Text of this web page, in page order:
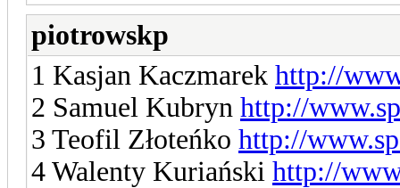
piotrowskp
1 Kasjan Kaczmarek http://
2 Samuel Kubryn http://
3 Teofil Złoteńko http://
4 Walenty Kuriański http://